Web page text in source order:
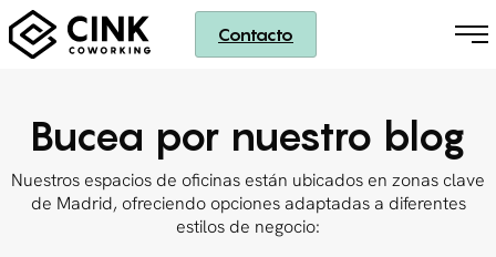
Contacto
Bucea por nuestro blog
Nuestros espacios de oficinas están ubicados en zonas clave
de Madrid, ofreciendo opciones adaptadas a diferentes
estilos de negocio: